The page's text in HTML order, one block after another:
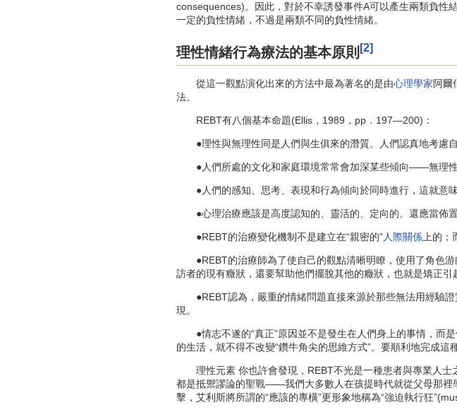
consequences)。因此，對於不幸誘發事件A可以產生兩類負性
一定的負性情緒，不過是兩類不同的負性情緒。
理性情緒行為療法的基本原則 [2]
從這一觀點演化出來的方法中最為著名的是由心理學家阿爾
法。
REBT有八個基本命題(Ellis，1989，pp．197—200)：
●理性與無理性同是人們與生俱來的潛質。人們認真地考慮自
●人們所處的文化和家庭環境常常會加深某些傾向——無理性
●人們的感知、思考、表現和行為傾向於同時進行，這就意味
●心理治療應該是高度認知的、靈活的、定向的。還應當佈置
●REBT的治療變化機制不是建立在“親密的”人際關係 上的
●REBT的治療師為了使自己的觀點清晰明瞭，使用了角色游
訪者的現有癥狀，還要幫助他們擺脫其他的癥狀，也就是矯正引
●REBT認為，嚴重的情緒問題直接來源於那些無法用經驗證
現。
●情志不遂的“真正”原因並不是發生在人們身上的事情，而
的生活，就不得不改變“鑽牛角尖的思維方式”。要順利地完成
理性元素 你也許會發現，REBT不光是一種患者與專業人士
都是抵禦謬論的聖戰——我們大多數人在孩提時代就從父母那裡
擊，艾利斯將所謂的“應該的專橫”更形象地稱為“強迫執行狂